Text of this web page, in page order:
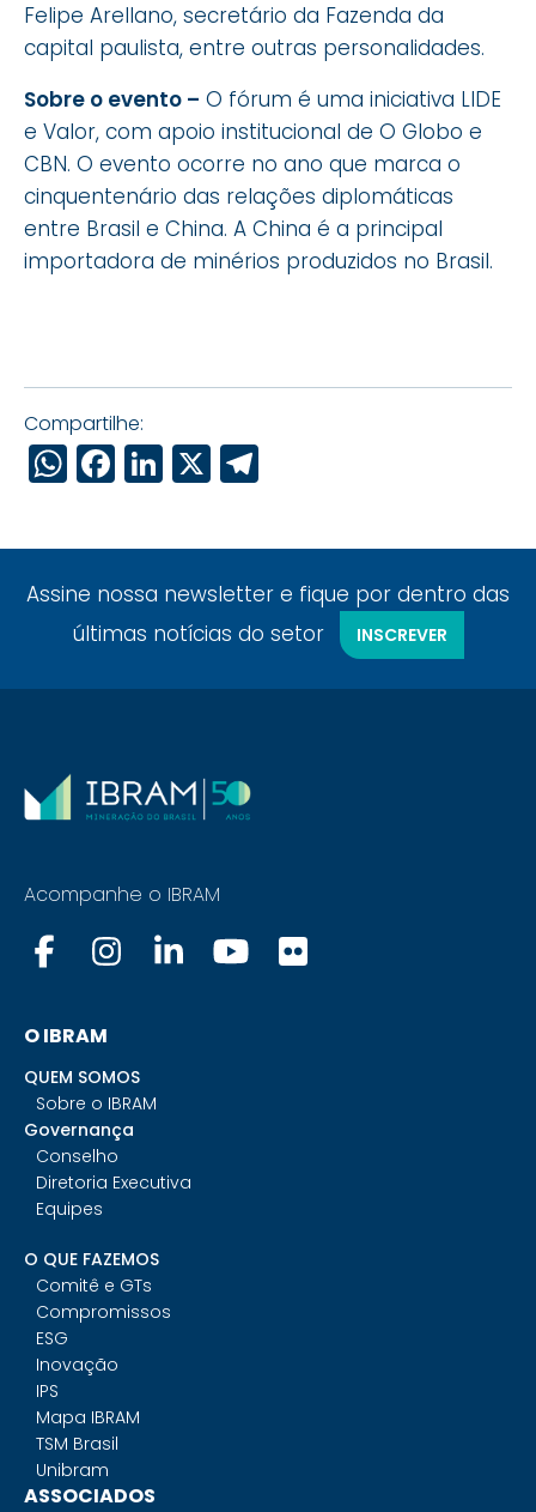
Felipe Arellano, secretário da Fazenda da
capital paulista, entre outras personalidades.
Sobre o evento – O fórum é uma iniciativa LIDE
e Valor, com apoio institucional de O Globo e
CBN. O evento ocorre no ano que marca o
cinquentenário das relações diplomáticas
entre Brasil e China. A China é a principal
importadora de minérios produzidos no Brasil.
Compartilhe:
WhatsApp
Facebook
LinkedIn
X
Assine nossa newsletter e fique por dentro das
últimas notícias do setor
INSCREVER
Acompanhe o IBRAM
O IBRAM
QUEM SOMOS
Sobre o IBRAM
Governança
Conselho
Diretoria Executiva
Equipes
O QUE FAZEMOS
Comitê e GTs
Compromissos
ESG
Inovação
IPS
Mapa IBRAM
TSM Brasil
Unibram
ASSOCIADOS